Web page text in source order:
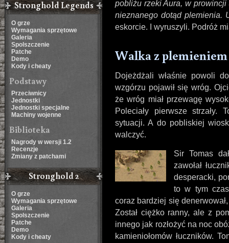
Stronghold Legends
O grze
Wymagania sprzętowe
Galeria
Spolszczenie
Patche
Demo
Kody i cheaty
Podstawy
Przeciwnicy
Jednostki
Jednostki specjalne
Machiny wojenne
Biblioteka
Nagrody w wersji 1.2
Recenzje
Zmiany z patchami
Stronghold 2
O grze
Wymagania sprzętowe
Galeria
Spolszczenie
Patche
Demo
Kody i cheaty
pobliżu rzeki Aura, w
nieznanego dotąd plemienia.
eskorcie. I wyruszyli. Podróż
Walka z plemieniem
Dojeżdżali właśnie powoli
wzgórzu pojawił się wróg.
że wróg miał przewagę
Poleciały pierwsze
sytuacji. A do pobliskiej
walczyć.
Sir Tomas
zawołał
desperacki,
to w tym
coraz bardziej się
Został ciężko ranny, ale z
innego jak rozłożyć na noc
kamieniołomów łuczników.